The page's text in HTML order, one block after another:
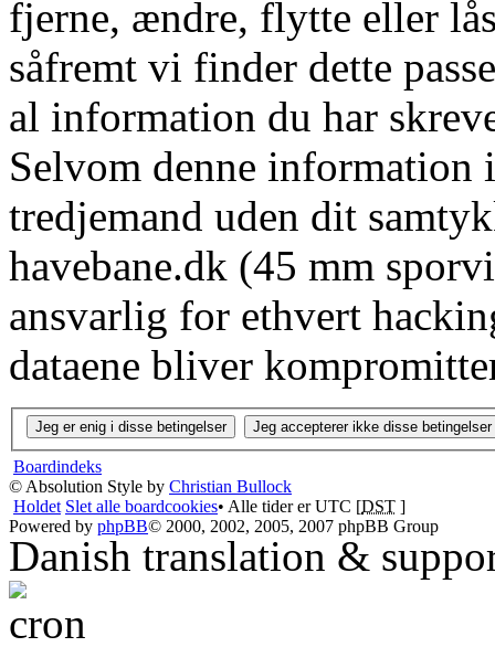
fjerne, ændre, flytte eller
såfremt vi finder dette
al information du har
Selvom denne
tredjemand uden dit
havebane.dk (45 mm
ansvarlig for ethvert
dataene bliver
Boardindeks
© Absolution Style by Christian Bullock
Holdet Slet alle boardcookies• Alle tider er UTC [DST ]
Powered by phpBB© 2000, 2002, 2005, 2007 phpBB Group
Danish translation &